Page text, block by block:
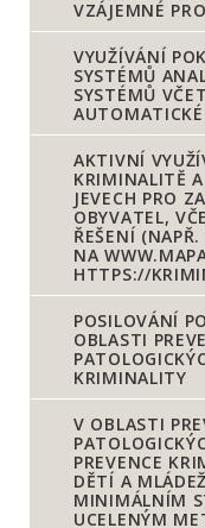
VZÁJEMNÉ
VYUŽÍVÁNÍ
SYSTÉMŮ
SYSTÉMŮ
AKTIVNÍ
KRIMINALITĚ
JEVECH PRO
OBYVATEL,
ŘEŠENÍ
NA
HTTPS://
POSILOVÁNÍ
OBLASTI
KRIMINALITY
V OBLASTI
PREVENCE
DĚTÍ A
MINIMÁLNÍM
UCELENÝM